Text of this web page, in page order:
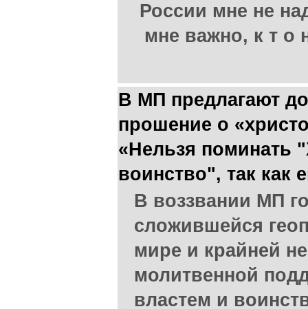
России мне не
мне важно, к т о
В МП предлагают
прошение о
«Нельзя поминать
воинство", так как
В воззвании МП
сложившейся
мире и крайней
молитвенной
властем и